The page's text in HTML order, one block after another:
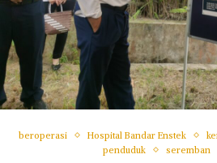
beroperasi Hospital Bandar Enstek
penduduk
seremban